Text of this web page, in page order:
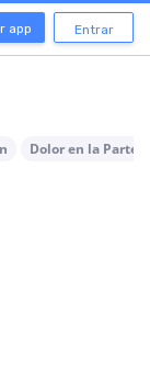
app Entrar
Dolor en la Parte